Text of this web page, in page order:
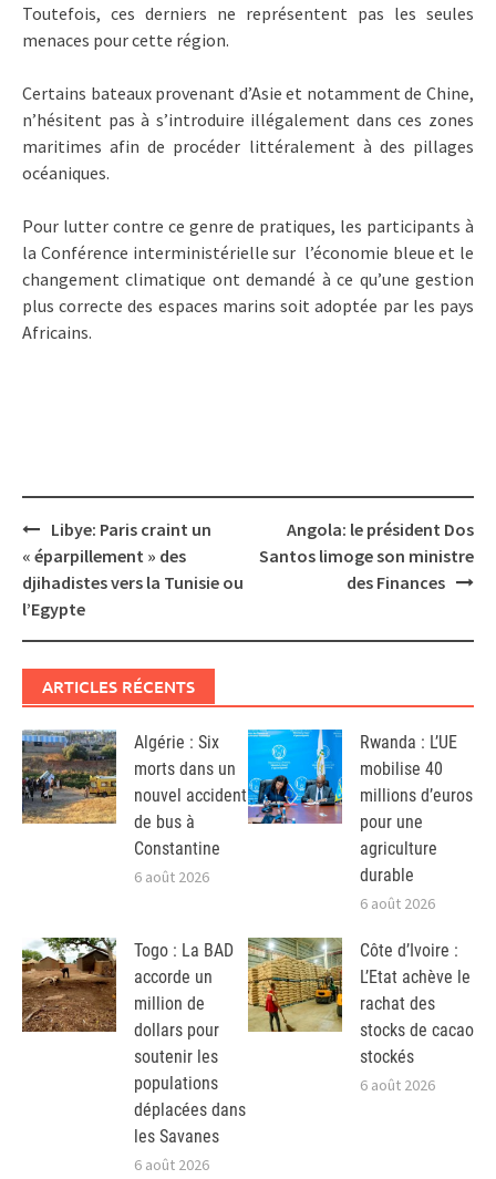
Toutefois, ces derniers ne représentent pas les seules
menaces pour cette région.
Certains bateaux provenant d’Asie et notamment de Chine,
n’hésitent pas à s’introduire illégalement dans ces zones
maritimes afin de procéder littéralement à des pillages
océaniques.
Pour lutter contre ce genre de pratiques, les participants à
la Conférence interministérielle sur l’économie bleue et le
changement climatique ont demandé à ce qu’une gestion
plus correcte des espaces marins soit adoptée par les pays
Africains.
Post
navigation
Libye: Paris craint un
« éparpillement » des
djihadistes vers la Tunisie ou
l’Egypte
Angola: le président Dos
Santos limoge son ministre
des Finances
ARTICLES RÉCENTS
Algérie : Six
morts dans un
nouvel accident
de bus à
Constantine
6 août 2026
Rwanda : L’UE
mobilise 40
millions d’euros
pour une
agriculture
durable
6 août 2026
Togo : La BAD
accorde un
million de
dollars pour
soutenir les
populations
déplacées dans
les Savanes
6 août 2026
Côte d’Ivoire :
L’Etat achève le
rachat des
stocks de cacao
stockés
6 août 2026